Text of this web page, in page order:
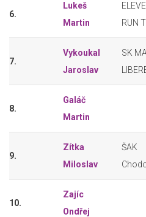
6.
Lukeš
Martin
RUN
7.
Vykoukal
Jaroslav
SK
8.
Galáč
Martin
9.
Zítka
Miloslav
ŠAK
10.
Zajíc
Ondřej